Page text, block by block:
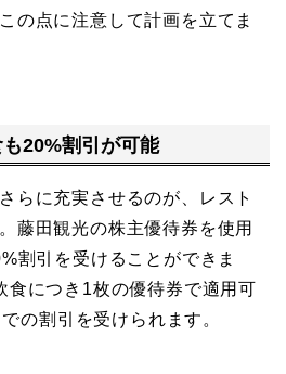
の点に注意して計画を立てま
20%割引が可能
らに充実させるのが、レスト
藤田観光の株主優待券を使用
割引を受けることができま
食につき1枚の優待券で適用可
の割引を受けられます。